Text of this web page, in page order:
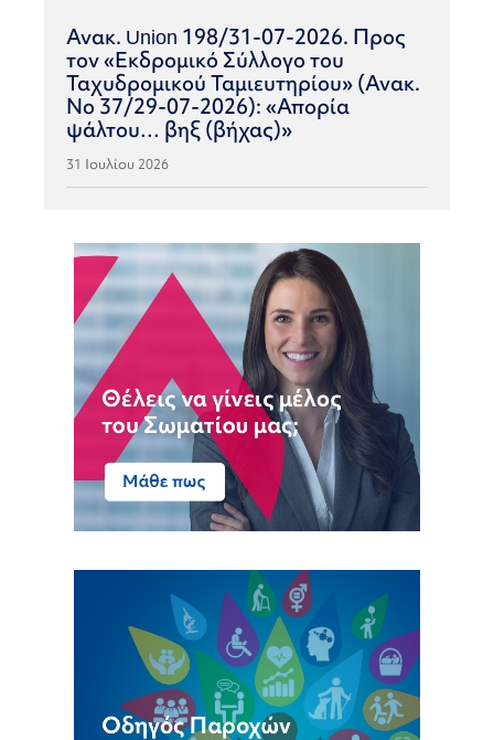
Ανακ. Union 198/31-07-2026. Προς
τον «Εκδρομικό Σύλλογο του
Ταχυδρομικού Ταμιευτηρίου» (Ανακ.
Νο 37/29-07-2026): «Απορία
ψάλτου… βηξ (βήχας)»
31 Ιουλίου 2026